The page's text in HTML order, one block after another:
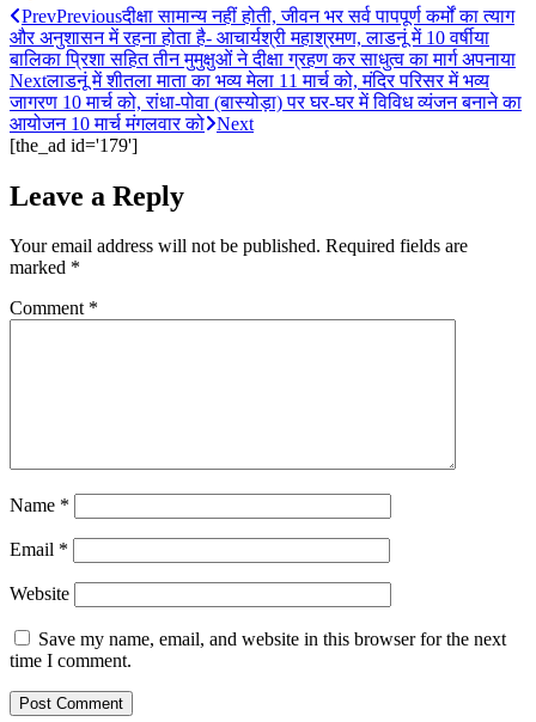
Share
PrevPreviousदीक्षा सामान्य नहीं होती, जीवन भर सर्व पापपूर्ण कर्मों का त्याग
और अनुशासन में रहना होता है- आचार्यश्री महाश्रमण, लाडनूं में 10 वर्षीया
बालिका प्रिशा सहित तीन मुमुक्षुओं ने दीक्षा ग्रहण कर साधुत्व का मार्ग अपनाया
Nextलाडनूं में शीतला माता का भव्य मेला 11 मार्च को, मंदिर परिसर में भव्य
जागरण 10 मार्च को, रांधा-पोवा (बास्योड़ा) पर घर-घर में विविध व्यंजन बनाने का
आयोजन 10 मार्च मंगलवार को Next
[the_ad id='179']
Leave a Reply
Your email address will not be published. Required fields are
marked *
Comment *
Name *
Email *
Website
Save my name, email, and website in this browser for the next
time I comment.